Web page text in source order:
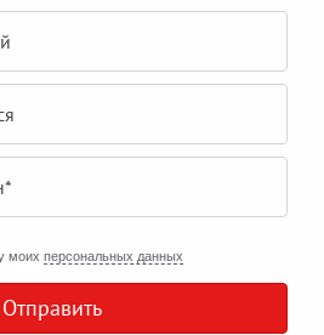
моих персональных данных
Отправить